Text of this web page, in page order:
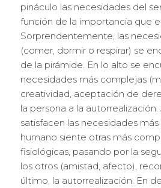
pináculo las necesidades del
función de la importancia que
Sorprendentemente, las
(comer, dormir o respirar) se
de la pirámide. En lo alto se
necesidades más complejas
creatividad, aceptación de
la persona a la
satisfacen las necesidades más
humano siente otras más
fisiológicas, pasando por la
los otros (amistad, afecto),
último, la autorrealización. En